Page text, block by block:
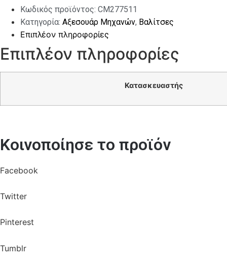
Κωδικός προϊόντος: CM277511
Κατηγορία: Αξεσουάρ Μηχανών, Βαλίτσες
Επιπλέον πληροφορίες
Επιπλέον πληροφορίες
Κατασκευαστής
Κοινοποίησε το προϊόν
Facebook
Twitter
Pinterest
Tumblr